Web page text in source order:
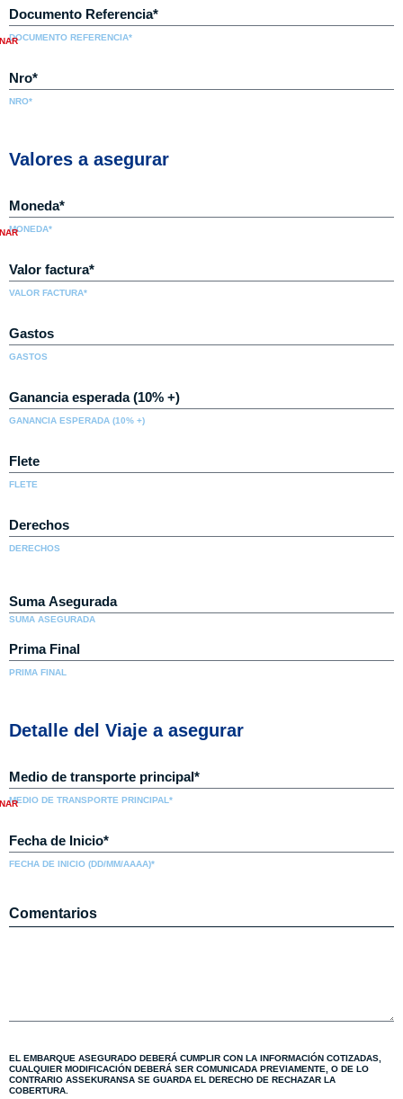
DOCUMENTO REFERENCIA*
NRO*
Valores a asegurar
MONEDA*
VALOR FACTURA*
GASTOS
GANANCIA ESPERADA (10% +)
FLETE
DERECHOS
SUMA ASEGURADA
PRIMA FINAL
Detalle del Viaje a asegurar
MEDIO DE TRANSPORTE PRINCIPAL*
FECHA DE INICIO (DD/MM/AAAA)*
Comentarios
EL EMBARQUE ASEGURADO DEBERÁ CUMPLIR CON LA INFORMACIÓN COTIZADAS,
CUALQUIER MODIFICACIÓN DEBERÁ SER COMUNICADA PREVIAMENTE, O DE LO
CONTRARIO ASSEKURANSA SE GUARDA EL DERECHO DE RECHAZAR LA
COBERTURA.